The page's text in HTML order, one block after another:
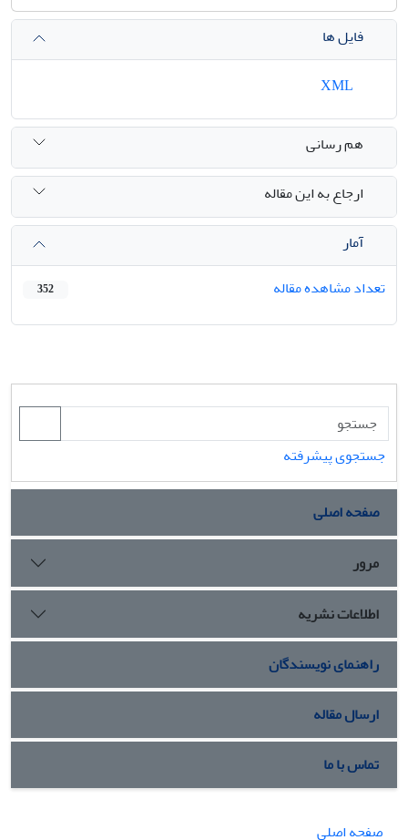
فایل ها
هم رسانی
ارجاع به این مقاله
آمار
تعداد مشاهده مقاله
352
جستجوی پیشرفته
صفحه اصلی
مرور
اطلاعات نشریه
راهنمای نویسندگان
ارسال مقاله
تماس با ما
صفحه اصلی